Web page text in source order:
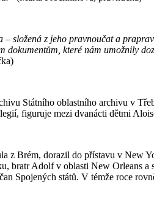
– složená z jeho pravnoučat a
které nám umožnily
Státního oblastního archivu v
figuruje mezi dvanácti dětmi
z Brém, dorazil do přístavu v New
bratr Adolf v oblasti New Orleans
Spojených států. V témže roce